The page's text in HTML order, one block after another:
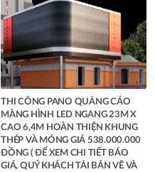
THI CÔNG PANO QUẢNG CÁO
MÀNG HÌNH LED NGANG 23M X
CAO 6,4M HOÀN THIỆN KHUNG
THÉP VÀ MÓNG GIÁ 538.000.000
ĐỒNG ( ĐỂ XEM CHI TIẾT BÁO
GIÁ, QUÝ KHÁCH TẢI BẢN VẼ VÀ